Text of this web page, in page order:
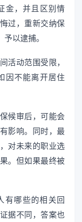
金，并且区别情
过，重新交纳保
以逮捕。
活动范围受限，
因不能离开居住
候审后，可能会
影响。同时，最
对未来的职业选
。但如果最终被
有哪些的相关回
据不同，答案也